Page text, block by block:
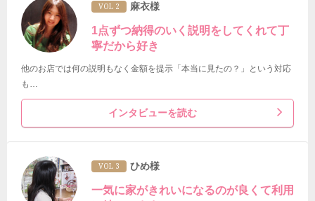
VOL 2 麻衣様
1点ずつ納得のいく説明をしてくれて丁
寧だから好き
他のお店では何の説明もなく金額を提示「本当に見たの？」という対応
も…
インタビューを読む
VOL 3 ひめ様
一気に家がきれいになるのが良くて利用